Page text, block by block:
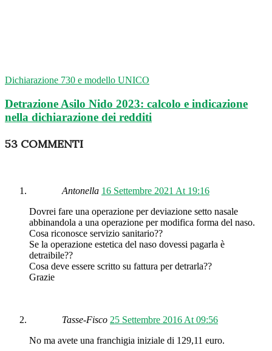
Dichiarazione 730 e modello UNICO
Detrazione Asilo Nido 2023: calcolo e indicazione
nella dichiarazione dei redditi
53 COMMENTI
Antonella 16 Settembre 2021 At 19:16
Dovrei fare una operazione per deviazione setto nasale
abbinandola a una operazione per modifica forma del naso.
Cosa riconosce servizio sanitario??
Se la operazione estetica del naso dovessi pagarla è
detraibile??
Cosa deve essere scritto su fattura per detrarla??
Grazie
Tasse-Fisco 25 Settembre 2016 At 09:56
No ma avete una franchigia iniziale di 129,11 euro.